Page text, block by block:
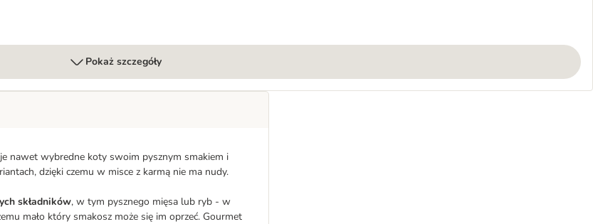
Pokaż szczegóły
nawet wybredne koty swoim pysznym smakiem i
dzięki czemu w misce z karmą nie ma nudy.
składników, w tym pysznego mięsa lub ryb - w
mało który smakosz może się im oprzeć. Gourmet